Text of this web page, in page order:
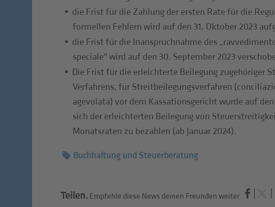
die Frist für die Zahlung der ersten Rate für die
formellen Fehlern wird auf den 31. Oktober 2023
die Frist für die Inanspruchnahme des
speciale" wird auf den 30. September 2023
Die Frist für die erleichterte Beilegung zugehöriger
Verfahrens, für Streitbeilegungsverfahren
agevolata) vor dem Kassationsgericht wurde auf
sich der erleichterten Beilegung von
Monatsraten zu bezahlen (ab Januar 2024).
Buchhaltung und Steuerberatung
Teilen. Empfehle diese News deinen Freunden weiter.